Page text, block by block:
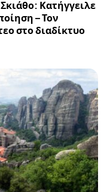
Κατήγγειλε
– Τον
στο διαδίκτυο